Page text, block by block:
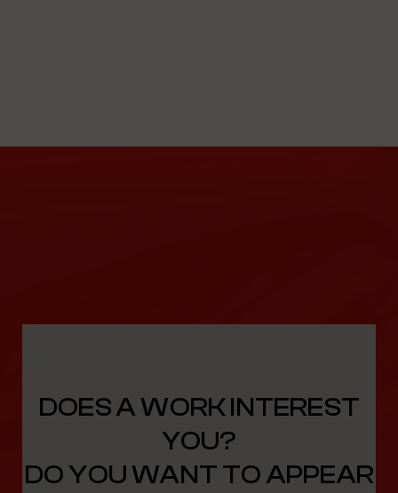
DOES A WORK INTEREST
YOU?
DO YOU WANT TO APPEAR